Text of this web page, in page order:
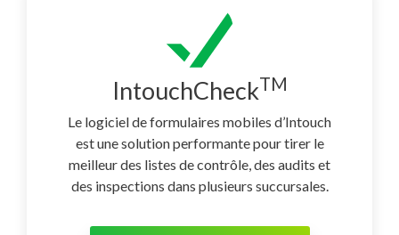
IntouchCheckTM
Le logiciel de formulaires mobiles d’Intouch
est une solution performante pour tirer le
meilleur des listes de contrôle, des audits et
des inspections dans plusieurs succursales.